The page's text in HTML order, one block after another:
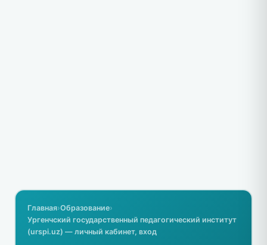
Главная›Образование›
Ургенчский государственный педагогический институт
(urspi.uz) — личный кабинет, вход